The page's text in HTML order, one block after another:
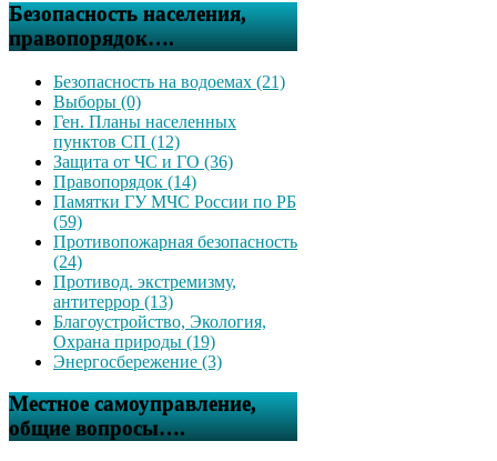
Безопасность населения,
правопорядок….
Безопасность на водоемах (21)
Выборы (0)
Ген. Планы населенных
пунктов СП (12)
Защита от ЧС и ГО (36)
Правопорядок (14)
Памятки ГУ МЧС России по РБ
(59)
Противопожарная безопасность
(24)
Противод. экстремизму,
антитеррор (13)
Благоустройство, Экология,
Охрана природы (19)
Энергосбережение (3)
Местное самоуправление,
общие вопросы….